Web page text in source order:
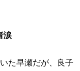
涙
た早瀬だが、良子